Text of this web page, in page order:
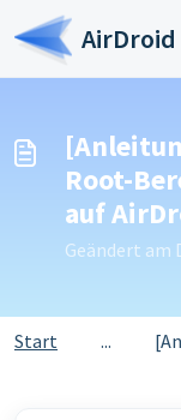
Zum
AirDroid
Root-
auf
Geändert am
Start ...